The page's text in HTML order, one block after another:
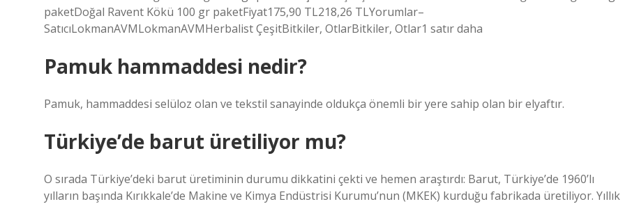
paketDoğal Ravent Kökü 100 gr paketFiyat175,90 TL218,26 TLYorumlar–
SatıcıLokmanAVMLokmanAVMHerbalist ÇeşitBitkiler, OtlarBitkiler, Otlar1 satır daha
Pamuk hammaddesi nedir?
Pamuk, hammaddesi selüloz olan ve tekstil sanayinde oldukça önemli bir yere sahip olan bir elyaftır.
Türkiye’de barut üretiliyor mu?
O sırada Türkiye’deki barut üretiminin durumu dikkatini çekti ve hemen araştırdı: Barut, Türkiye’de 1960’lı
yılların başında Kırıkkale’de Makine ve Kimya Endüstrisi Kurumu’nun (MKEK) kurduğu fabrikada üretiliyor. Yıllık